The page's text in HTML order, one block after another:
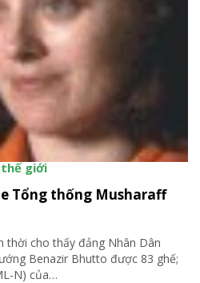
giới
Tổng thống Musharaff
thời cho thấy đảng Nhân Dân
Benazir Bhutto được 83 ghế;
N) của…